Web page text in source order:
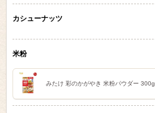
カシューナッツ
米粉
みたけ 彩のかがやき 米粉パウダー 300g